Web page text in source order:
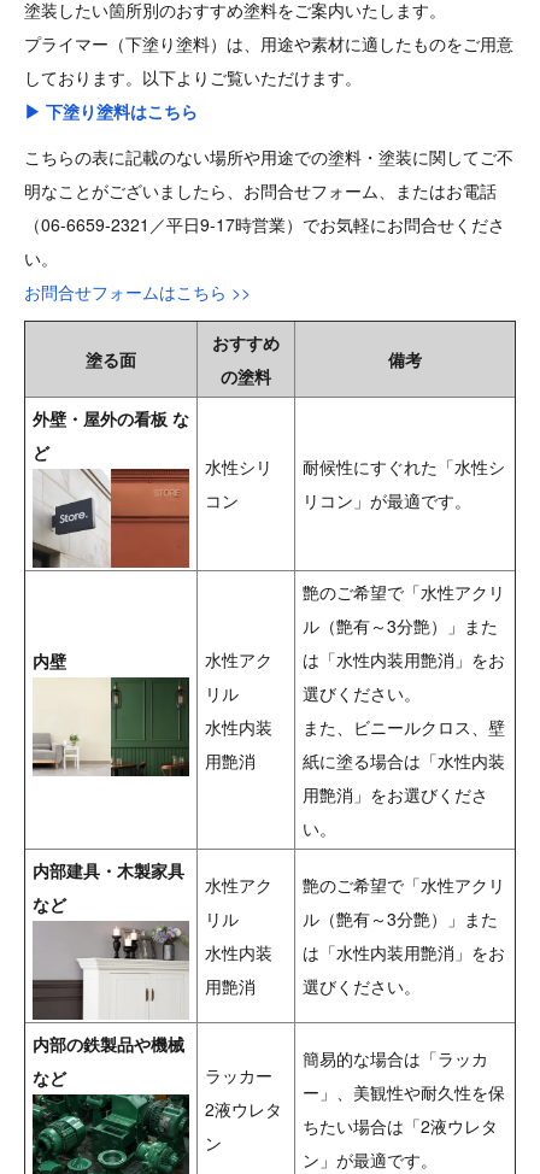
塗装したい箇所別のおすすめ塗料をご案内いたします。
プライマー（下塗り塗料）は、用途や素材に適したものをご用意
しております。以下よりご覧いただけます。
▶ 下塗り塗料はこちら
こちらの表に記載のない場所や用途での塗料・塗装に関してご不
明なことがございましたら、お問合せフォーム、またはお電話
（06-6659-2321／平日9-17時営業）でお気軽にお問合せくださ
い。
お問合せフォームはこちら >>
塗る面
おすすめ
の塗料
備考
外壁・屋外の看板 な
ど
水性シリ
コン
耐候性にすぐれた「水性シ
リコン」が最適です。
内壁
水性アク
リル
水性内装
用艶消
艶のご希望で「水性アクリ
ル（艶有～3分艶）」また
は「水性内装用艶消」をお
選びください。
また、ビニールクロス、壁
紙に塗る場合は「水性内装
用艶消」をお選びくださ
い。
内部建具・木製家具
など
水性アク
リル
水性内装
用艶消
艶のご希望で「水性アクリ
ル（艶有～3分艶）」また
は「水性内装用艶消」をお
選びください。
内部の鉄製品や機械
など
ラッカー
2液ウレタ
ン
簡易的な場合は「ラッカ
ー」、美観性や耐久性を保
ちたい場合は「2液ウレタ
ン」が最適です。